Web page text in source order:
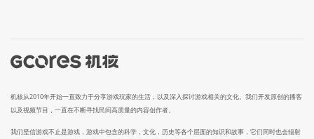
机核从2010年开始一直致力于分享游戏玩家的生活，以及深入探讨游戏相关的文化。我们开发原创的播客
以及视频节目，一直在不断寻找民间高质量的内容创作者。
我们坚信游戏不止是游戏，游戏中包含的科学，文化，历史等各个层面的知识和故事，它们同时也会辐射